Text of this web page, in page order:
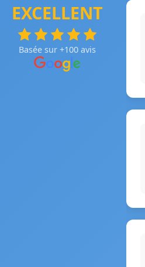
EXCELLENT
Basée sur +100 avis